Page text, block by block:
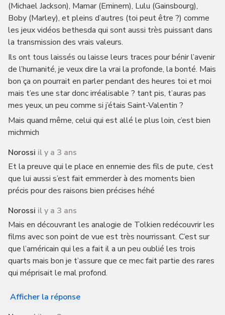
(Michael Jackson), Mamar (Eminem), Lulu (Gainsbourg),
Boby (Marley), et pleins d’autres (toi peut être ?) comme
les jeux vidéos bethesda qui sont aussi très puissant dans
la transmission des vrais valeurs.
Ils ont tous laissés ou laisse leurs traces pour bénir l’avenir
de l’humanité, je veux dire la vrai la profonde, la bonté. Mais
bon ça on pourrait en parler pendant des heures toi et moi
mais t’es une star donc irréalisable ? tant pis, t’auras pas
mes yeux, un peu comme si j’étais Saint-Valentin ?
Mais quand même, celui qui est allé le plus loin, c’est bien
michmich
Norossi il y a 3 ans
Et la preuve qui le place en ennemie des fils de pute, c’est
que lui aussi s’est fait emmerder à des moments bien
précis pour des raisons bien précises héhé
Norossi il y a 3 ans
Mais en découvrant les analogie de Tolkien redécouvrir les
films avec son point de vue est très nourrissant. C’est sur
que l’américain qui les a fait il a un peu oublié les trois
quarts mais bon je t’assure que ce mec fait partie des rares
qui méprisait le mal profond.
Afficher la réponse